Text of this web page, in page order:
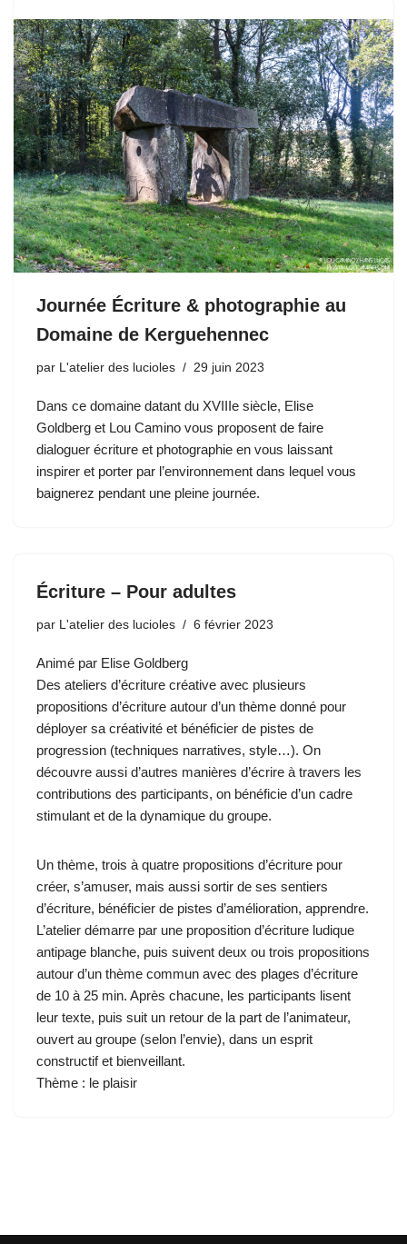
Journée Écriture & photographie au
Domaine de Kerguehennec
par L'atelier des lucioles 29 juin 2023
Dans ce domaine datant du XVIIIe siècle, Elise
Goldberg et Lou Camino vous proposent de faire
dialoguer écriture et photographie en vous laissant
inspirer et porter par l’environnement dans lequel vous
baignerez pendant une pleine journée.
Écriture – Pour adultes
par L'atelier des lucioles 6 février 2023
Animé par Elise Goldberg
Des ateliers d’écriture créative avec plusieurs
propositions d’écriture autour d’un thème donné pour
déployer sa créativité et bénéficier de pistes de
progression (techniques narratives, style…). On
découvre aussi d’autres manières d’écrire à travers les
contributions des participants, on bénéficie d’un cadre
stimulant et de la dynamique du groupe.
Un thème, trois à quatre propositions d’écriture pour
créer, s’amuser, mais aussi sortir de ses sentiers
d’écriture, bénéficier de pistes d’amélioration, apprendre.
L’atelier démarre par une proposition d’écriture ludique
antipage blanche, puis suivent deux ou trois propositions
autour d’un thème commun avec des plages d’écriture
de 10 à 25 min. Après chacune, les participants lisent
leur texte, puis suit un retour de la part de l’animateur,
ouvert au groupe (selon l’envie), dans un esprit
constructif et bienveillant.
Thème : le plaisir